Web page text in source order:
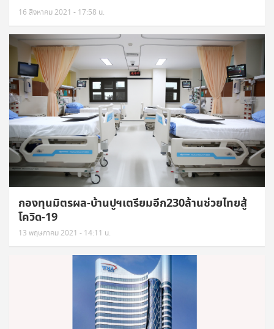
16 สิงหาคม 2021 - 17:58 น.
กองทุนมิตรผล-บ้านปูฯเตรียมอีก230ล้านช่วยไทยสู้
โควิด-19
13 พฤษภาคม 2021 - 14:11 น.